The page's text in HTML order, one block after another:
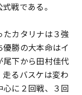
戦である。
カタリナは３強
勝の大本命はイ
尾下から田村佳代
るバスケは変わ
に２回戦、３回